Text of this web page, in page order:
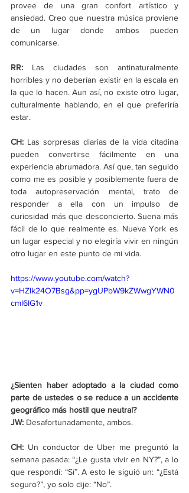
provee de una gran confort artístico y
ansiedad. Creo que nuestra música proviene
de un lugar donde ambos pueden
comunicarse.
RR: Las ciudades son antinaturalmente
horribles y no deberían existir en la escala en
la que lo hacen. Aun así, no existe otro lugar,
culturalmente hablando, en el que preferiría
estar.
CH: Las sorpresas diarias de la vida citadina
pueden convertirse fácilmente en una
experiencia abrumadora. Así que, tan seguido
como me es posible y posiblemente fuera de
toda autopreservación mental, trato de
responder a ella con un impulso de
curiosidad más que desconcierto. Suena más
fácil de lo que realmente es. Nueva York es
un lugar especial y no elegiría vivir en ningún
otro lugar en este punto de mi vida.
https://www.youtube.com/watch?
v=HZIk24O7Bsg&pp=ygUPbW9kZWwgYWN0
cml6IG1v
¿Sienten haber adoptado a la ciudad como
parte de ustedes o se reduce a un accidente
geográfico más hostil que neutral?
JW: Desafortunadamente, ambos.
CH: Un conductor de Uber me preguntó la
semana pasada: “¿Le gusta vivir en NY?”, a lo
que respondí: “Sí”. A esto le siguió un: “¿Está
seguro?”, yo solo dije: “No”.